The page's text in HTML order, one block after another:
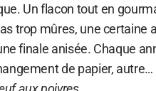
Un flacon tout en
trop mûres, une certaine
finale anisée. Chaque
de papier, autre…